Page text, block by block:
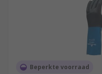
Beperkte voorraad